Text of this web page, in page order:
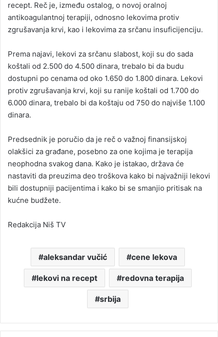
recept. Reč je, između ostalog, o novoj oralnoj
antikoagulantnoj terapiji, odnosno lekovima protiv
zgrušavanja krvi, kao i lekovima za srčanu insuficijenciju.
Prema najavi, lekovi za srčanu slabost, koji su do sada
koštali od 2.500 do 4.500 dinara, trebalo bi da budu
dostupni po cenama od oko 1.650 do 1.800 dinara. Lekovi
protiv zgrušavanja krvi, koji su ranije koštali od 1.700 do
6.000 dinara, trebalo bi da koštaju od 750 do najviše 1.100
dinara.
Predsednik je poručio da je reč o važnoj finansijskoj
olakšici za građane, posebno za one kojima je terapija
neophodna svakog dana. Kako je istakao, država će
nastaviti da preuzima deo troškova kako bi najvažniji lekovi
bili dostupniji pacijentima i kako bi se smanjio pritisak na
kućne budžete.
Redakcija Niš TV
aleksandar vučić cene lekova
lekovi na recept redovna terapija
srbija